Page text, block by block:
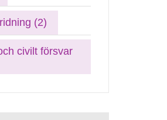
(2)
civilt försvar